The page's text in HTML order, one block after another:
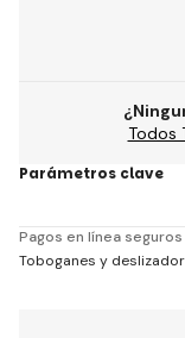
Todos
Parámetros clave
Pagos en línea seguros
Toboganes y